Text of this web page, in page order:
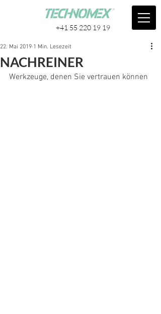
+41 55 220 19 19
NACHREINER
22. Mai 2019 1 Min. Lesezeit
Werkzeuge, denen Sie vertrauen können